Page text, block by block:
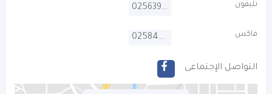
تليفون 025639040
فاكس 025842611
التواصل الإجتماعى